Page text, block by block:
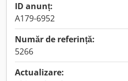
ID anunț:
A179-6952
Număr de referință:
5266
Actualizare: